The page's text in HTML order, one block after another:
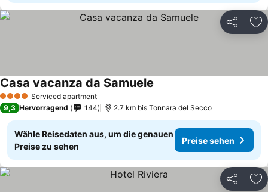
Teilen
4 Sterne Serviced apartment
Casa vacanza da Samuele
9,3 Hervorragend 144 2.7 km bis Tonnara del Secco
Wähle Reisedaten aus, um die genauen
Preise zu sehen
Preise sehen
Teilen